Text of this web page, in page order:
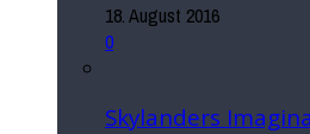
18. August 2016
0
Skylanders